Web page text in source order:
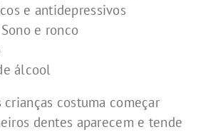
e antidepressivos
e ronco
álcool
crianças costuma começar
dentes aparecem e tende